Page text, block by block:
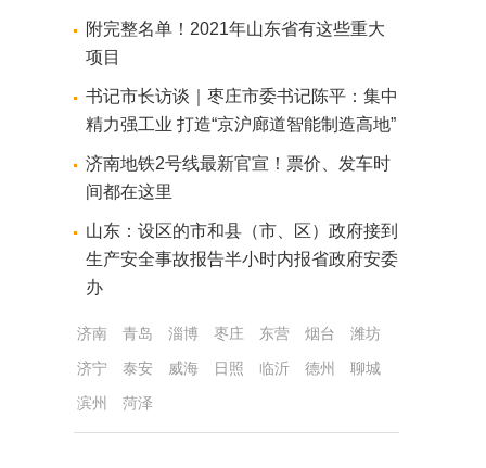
附完整名单！2021年山东省有这些重大
项目
书记市长访谈｜枣庄市委书记陈平：集中
精力强工业 打造“京沪廊道智能制造高地”
济南地铁2号线最新官宣！票价、发车时
间都在这里
山东：设区的市和县（市、区）政府接到
生产安全事故报告半小时内报省政府安委
办
济南 青岛 淄博 枣庄 东营 烟台
潍坊
济宁
泰安 威海 日照 临沂 德州
聊城
滨州
菏泽